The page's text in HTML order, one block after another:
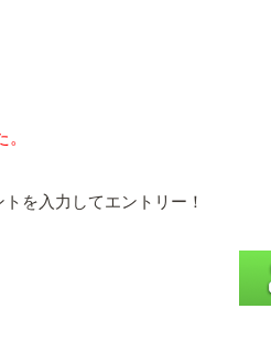
を入力してエントリー！